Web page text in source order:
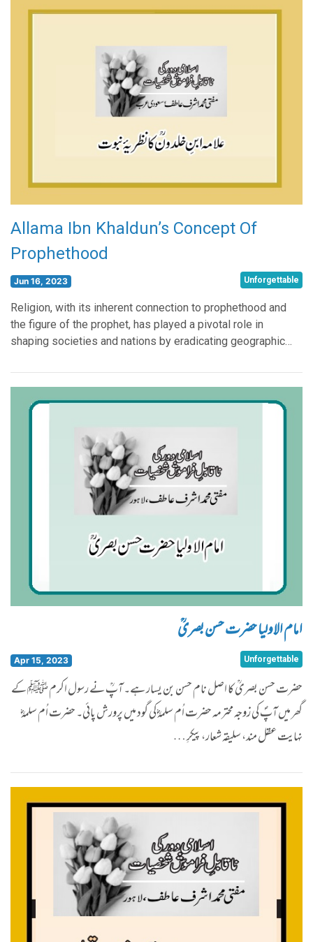
Allama Ibn Khaldun’s Concept Of
Prophethood
Jun 16, 2023 Unforgettable
Religion, with its inherent connection to prophethood and
the figure of the prophet, has played a pivotal role in
shaping societies and nations by eradicating geographic…
امام الاولیا حضرت حسن بصریؒ
Apr 15, 2023 Unforgettable
حضرت حسن بصریؒ کا اصل نام حسن بن یسار ہے۔ آپؒ نے رسول اکرم ﷺ کے
گھر میں آپؐ کی زوجہ محترمہ حضرت اُم سلمہؓ کی گود میں پرورش پائی۔ حضرت اُم سلمہؓ
نہایت عقل مند، سلیقہ شعار، پیکرِ …